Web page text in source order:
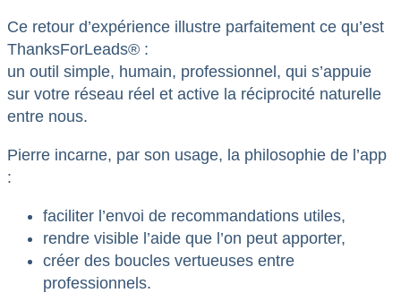
Ce retour d’expérience illustre parfaitement ce qu’est
ThanksForLeads® :
un outil simple, humain, professionnel, qui s’appuie
sur votre réseau réel et active la réciprocité naturelle
entre nous.
Pierre incarne, par son usage, la philosophie de l’app
:
faciliter l’envoi de recommandations utiles,
rendre visible l’aide que l’on peut apporter,
créer des boucles vertueuses entre
professionnels.